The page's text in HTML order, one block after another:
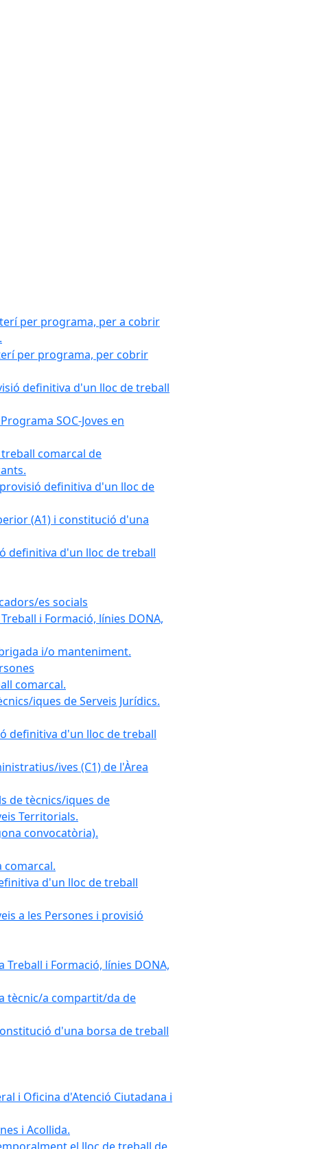
per programa, per a cobrir
per programa, per cobrir
definitiva d'un lloc de treball
SOC-Joves en
comarcal de
definitiva d'un lloc de
(A1) i constitució d'una
definitiva d'un lloc de treball
es socials
i Formació, línies DONA,
i/o manteniment.
comarcal.
iques de Serveis Jurídics.
definitiva d'un lloc de treball
ives (C1) de l'Àrea
de tècnics/iques de
Territorials.
convocatòria).
comarcal.
d'un lloc de treball
a les Persones i provisió
i Formació, línies DONA,
tècnic/a compartit/da de
d'una borsa de treball
i Oficina d'Atenció Ciutadana i
i Acollida.